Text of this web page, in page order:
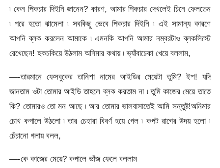
৷ কেন পিকচার দিইনি জানেন? কারণ, আমার পিকচার দেখলেই চিনে ফেলতেন
৷ পরে হতো ঝামেলা ৷ সবকিছু ভেবে পিকচার দিইনি ৷ এই সামান্য কারণে
আপনি ব্লক করলেন আমাকে ৷ এমনকি আপনি আমার নম্বরটাও ব্লকলিস্টে
রেখেছেন! হকচকিয়ে উঠলাম অনিমার কথায় ৷ ভ্যাঁবাচেকা খেয়ে বললাম,
—-তারমানে ফেসবুকের তানিশা নামের আইডির মেয়েটা তুমি? ইশ! যদি
জানতাম ওটা তোমার আইডি তাহলে ব্লক করতাম না ৷ তুমি কাজের মেয়ে তাতে
কি? তোমারও তো মন আছে ৷ আর তোমার ভালবাসাতেই আমি সন্তুষ্ট!অনিমার
চোখ কপালে উঠলো ৷ তার চেহারা বিবর্ণ হয়ে গেল ৷ কপট রাগের উদয় হলো ৷
চেঁচানো গলায় বলল,
—-কে কাজের মেয়ে? কপালে ভাঁজ ফেলে বললাম